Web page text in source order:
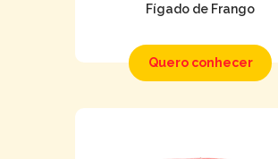
Fígado de Frango
Quero conhecer